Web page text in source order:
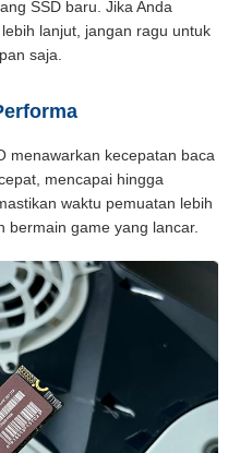
SSD baru. Jika Anda
lanjut, jangan ragu untuk
saja.
menawarkan kecepatan baca
mencapai hingga
waktu pemuatan lebih
bermain game yang lancar.